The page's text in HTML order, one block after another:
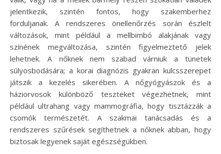
jelentkezik, szintén fontos, hogy szakemberhez
forduljanak. A rendszeres önellenőrzés során észlelt
változások, mint például a mellbimbó alakjának vagy
színének megváltozása, szintén figyelmeztető jelek
lehetnek. A nőknek nem szabad várniuk a tünetek
súlyosbodására; a korai diagnózis gyakran kulcsszerepet
játszik a kezelés sikerében. A nőgyógyászok és a
háziorvosok különböző teszteket végezhetnek, mint
például ultrahang vagy mammográfia, hogy tisztázzák a
csomók természetét. A szakmai tanácsadás és a
rendszeres szűrések segíthetnek a nőknek abban, hogy
biztosak legyenek saját egészségükben.